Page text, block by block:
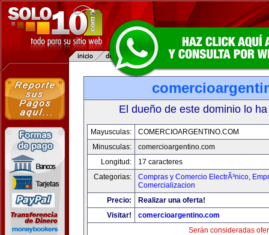
El dueño de este dominio lo
Mayusculas:
COMERCIOARGENTINO.COM
Minusculas:
comercioargentino.com
Longitud:
17 caracteres
Categorias:
Compras y Comercio ElectrÃ³nico,
Comercializacion
Precio:
Realizar una oferta!
Visitar!
comercioargentino.com
Serán consideradas